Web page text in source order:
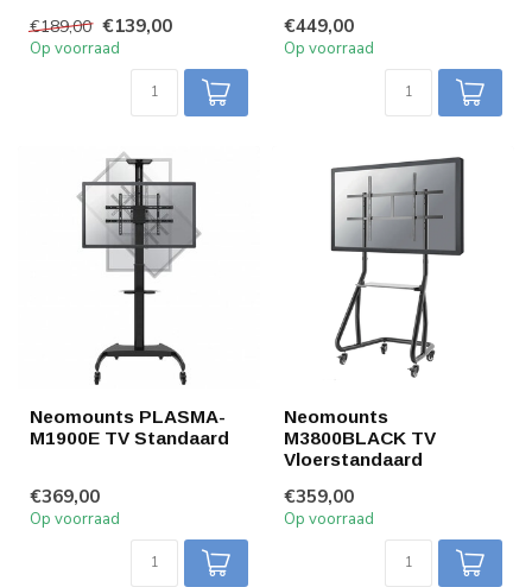
€189,00 €139,00
Op voorraad
€449,00
Op voorraad
Neomounts PLASMA-
M1900E TV Standaard
€369,00
Op voorraad
Neomounts
M3800BLACK TV
Vloerstandaard
€359,00
Op voorraad